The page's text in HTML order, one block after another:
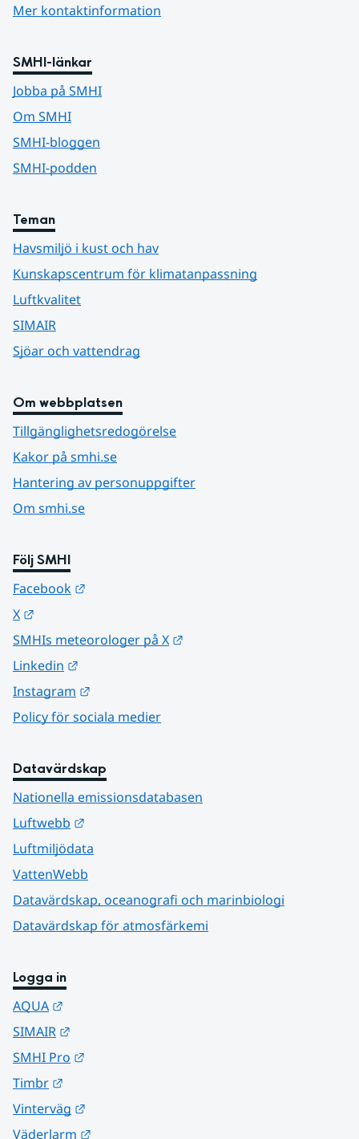
Mer kontaktinformation
SMHI-länkar
Jobba på SMHI
Om SMHI
SMHI-bloggen
SMHI-podden
Teman
Havsmiljö i kust och hav
Kunskapscentrum för klimatanpassning
Luftkvalitet
SIMAIR
Sjöar och vattendrag
Om webbplatsen
Tillgänglighetsredogörelse
Kakor på smhi.se
Hantering av personuppgifter
Om smhi.se
Följ SMHI
Facebook
X
SMHIs meteorologer på X
Linkedin
Instagram
Policy för sociala medier
Datavärdskap
Nationella emissionsdatabasen
Luftwebb
Luftmiljödata
VattenWebb
Datavärdskap, oceanografi och marinbiologi
Datavärdskap för atmosfärkemi
Logga in
AQUA
SIMAIR
SMHI Pro
Timbr
Vinterväg
Väderlarm